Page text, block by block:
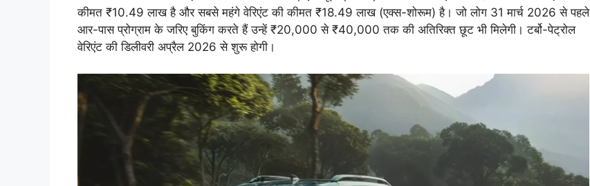
कीमत ₹10.49 लाख है और सबसे महंगे वेरिएंट की कीमत ₹18.49 लाख (एक्स-शोरूम) है। जो लोग 31 मार्च 2026 से पहले
आर-पास प्रोग्राम के जरिए बुकिंग करते हैं उन्हें ₹20,000 से ₹40,000 तक की अतिरिक्त छूट भी मिलेगी। टर्बो-पेट्रोल
वेरिएंट की डिलीवरी अप्रैल 2026 से शुरू होगी।